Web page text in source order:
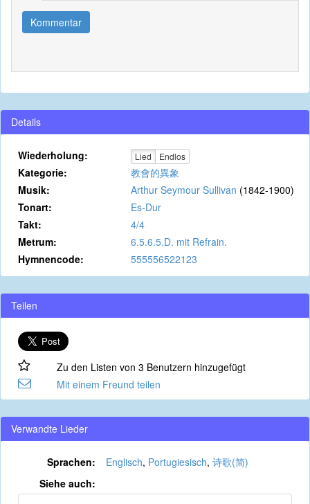
Kommentar
Details
Wiederholung: Lied Endlos
Kategorie:
教會的異象
Musik:
Arthur Seymour Sullivan (1842-1900)
Tonart:
Es-Dur
Takt:
4/4
Metrum:
6.5.6.5.D. mit Refrain.
Hymnencode:
555556522123
Teilen
Zu den Listen von 3 Benutzern hinzugefügt
Mit einem Freund teilen
Verwandte Lieder
Sprachen: Englisch, Portugiesisch, 诗歌(简)
Siehe auch: